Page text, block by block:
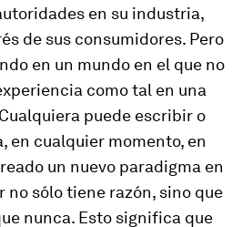
en su industria,
de sus consumidores. Pero
en un mundo en el que no
como tal en una
puede escribir o
en cualquier momento, en
un nuevo paradigma en
no sólo tiene razón, sino que
nunca. Esto significa que